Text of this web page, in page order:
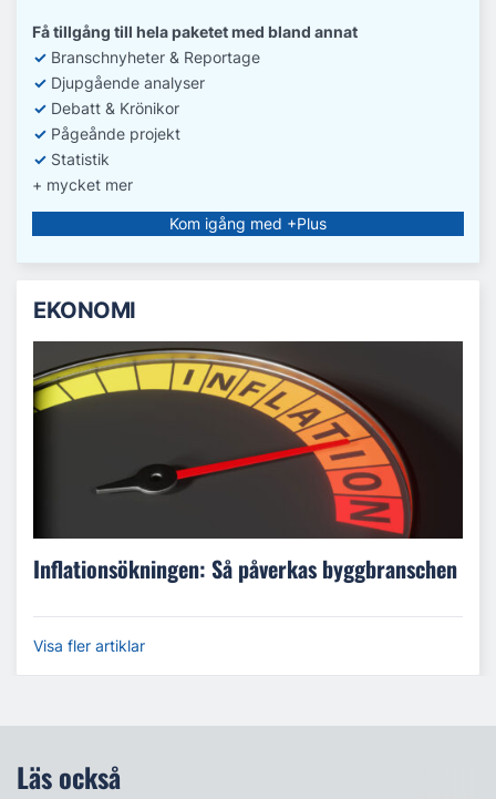
Få tillgång till hela paketet med bland annat
✓ Branschnyheter & Reportage
✓ Djupgående analyser
✓ Debatt & Krönikor
✓ Pågeånde projekt
✓ Statistik
+ mycket mer
Kom igång med +Plus
EKONOMI
Inflationsökningen: Så påverkas byggbranschen
Visa fler artiklar
Läs också